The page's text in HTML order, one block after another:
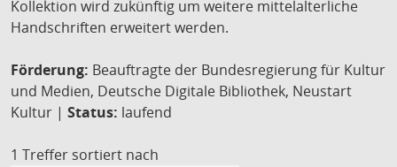
Kollektion wird zukünftig um weitere mittelalterliche
Handschriften erweitert werden.
Förderung: Beauftragte der Bundesregierung für Kultur
und Medien, Deutsche Digitale Bibliothek, Neustart
Kultur | Status: laufend
1 Treffer sortiert nach